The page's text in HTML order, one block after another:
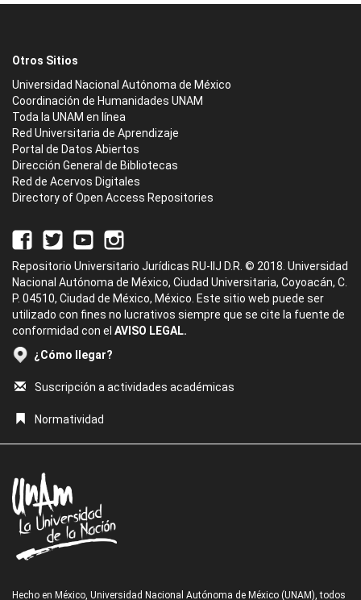
Otros Sitios
Universidad Nacional Autónoma de México
Coordinación de Humanidades UNAM
Toda la UNAM en línea
Red Universitaria de Aprendizaje
Portal de Datos Abiertos
Dirección General de Bibliotecas
Red de Acervos Digitales
Directory of Open Access Repositories
Repositorio Universitario Jurídicas RU-IIJ D.R. © 2018. Universidad
Nacional Autónoma de México, Ciudad Universitaria, Coyoacán, C.
P. 04510, Ciudad de México, México. Este sitio web puede ser
utilizado con fines no lucrativos siempre que se cite la fuente de
conformidad con el AVISO LEGAL.
¿Cómo llegar?
Suscripción a actividades académicas
Normatividad
Hecho en México, Universidad Nacional Autónoma de México (UNAM), todos